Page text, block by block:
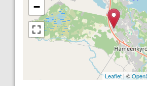
−
Leaflet | ©